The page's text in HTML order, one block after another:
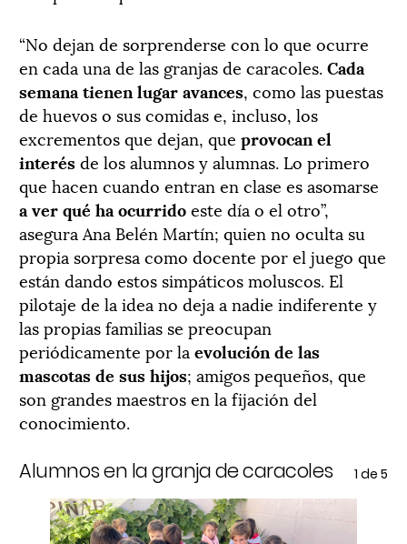
“No dejan de sorprenderse con lo que ocurre
en cada una de las granjas de caracoles.Cada
semana tienen lugar avances, como las puestas
de huevos o sus comidas e, incluso, los
excrementos que dejan, que provocan el
interésde los alumnos y alumnas. Lo primero
que hacen cuando entran en clase es asomarse
a ver qué ha ocurridoeste día o el otro”,
asegura Ana Belén Martín; quien no oculta su
propia sorpresa como docente por el juego que
están dando estos simpáticos moluscos. El
pilotaje de la idea no deja a nadie indiferente y
las propias familias se preocupan
periódicamente por la evolución de las
mascotas de sus hijos; amigos pequeños, que
son grandes maestros en la fijación del
conocimiento.
Alumnos en la granja de caracoles 1 de 5